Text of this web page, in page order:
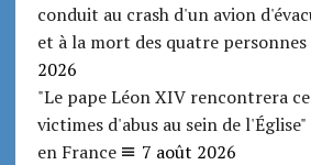
conduit au crash d'un avion
et à la mort des quatre personnes
2026
"Le pape Léon XIV rencontrera
victimes d'abus au sein de
en France
7 août 2026